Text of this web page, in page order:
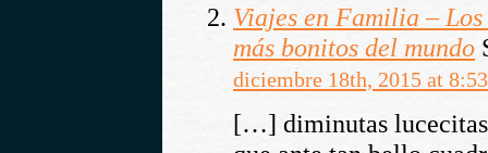
Viajes en Familia –
más bonitos del mundo
diciembre 18th, 2015 at 8:53
[…] diminutas